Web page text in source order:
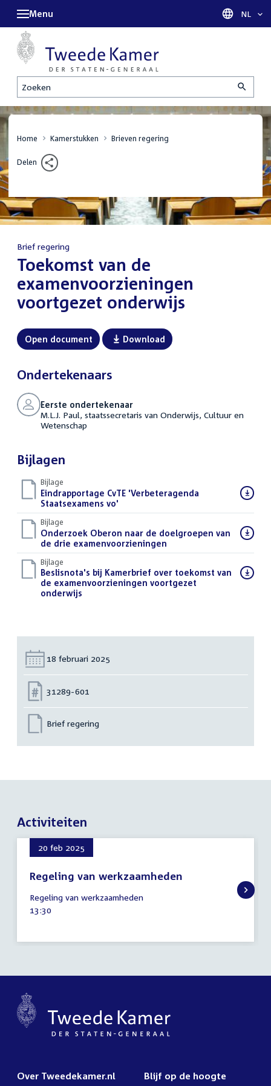
Zoeken
Menu Taal
NL
Home Kamerstukken Brieven regering
Delen
Brief regering
:Toekomst van de
examenvoorzieningen
voortgezet onderwijs
Open document Download
Ondertekenaars
Eerste ondertekenaar
M.L.J. Paul, staatssecretaris van Onderwijs, Cultuur en
Wetenschap
Bijlagen
Bijlage
Download
bestand:
Eindrapportage CvTE 'Verbeteragenda
Staatsexamens vo'
Bijlage
Download
bestand:
Onderzoek Oberon naar de doelgroepen van
de drie examenvoorzieningen
Bijlage
Download
bestand:
Beslisnota's bij Kamerbrief over toekomst van
de examenvoorzieningen voortgezet
onderwijs
Datum:
18 februari 2025
Nummer:
31289-601
Brief regering
Activiteiten
20 feb 2025
Regeling van werkzaamheden
februari
2025
Regeling van werkzaamheden
Tijd
13:30
Over Tweedekamer.nl Blijf op de hoogte